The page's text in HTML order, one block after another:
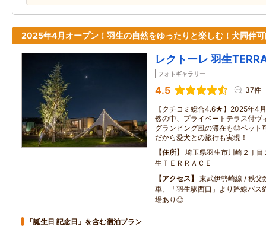
2025年4月オープン！羽生の自然をゆったりと楽しむ！犬同伴
レクトーレ 羽生
フォトギャラリー
4.5 37件
【クチコミ総合4.6★】2025年4
然の中、プライベートテラス付ヴ
グランピング風の滞在も◎ペット
だから愛犬との旅行も実現！
住所
埼玉県羽生市川崎２丁
生ＴＥＲＲＡＣＥ
アクセス
東武伊勢崎線 / 秩父
車、「羽生駅西口」より路線バス
場あり◎
「誕生日 記念日」を含む宿泊プラン